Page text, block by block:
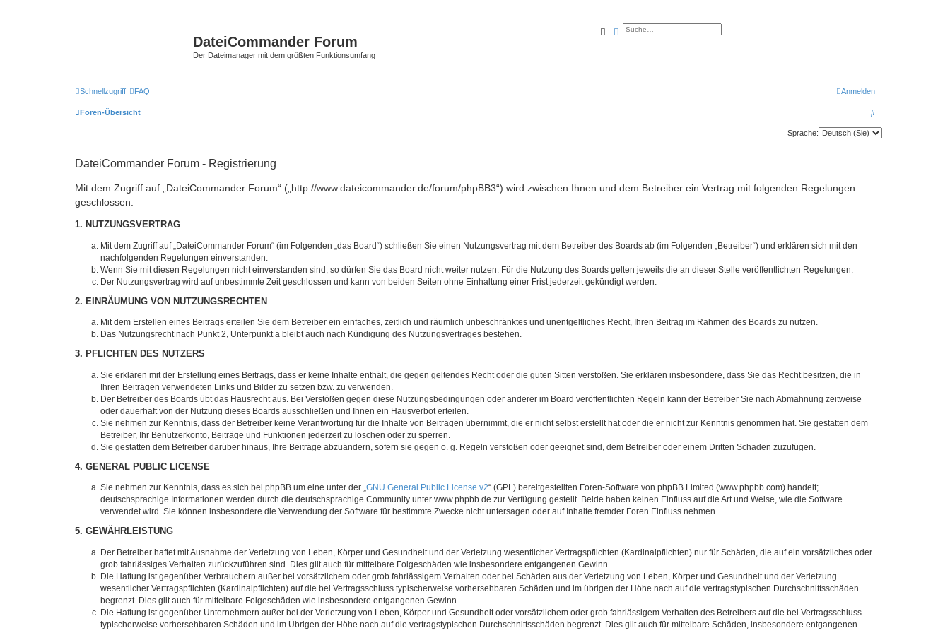
DateiCommander Forum
Der Dateimanager mit dem größten Funktionsumfang
SucheErweiterte Suche
Schnellzugriff FAQ Anmelden
Foren-Übersicht
S
u
Sprache:
DateiCommander Forum - Registrierung
Mit dem Zugriff auf „DateiCommander Forum“ („http://www.dateicommander.de/forum/phpBB3“) wird zwischen Ihnen und dem Betreiber ein Vertrag mit folgenden Regelungen
geschlossen:
1. NUTZUNGSVERTRAG
Mit dem Zugriff auf „DateiCommander Forum“ (im Folgenden „das Board“) schließen Sie einen Nutzungsvertrag mit dem Betreiber des Boards ab (im Folgenden „Betreiber“) und erklären sich mit den
nachfolgenden Regelungen einverstanden.
Wenn Sie mit diesen Regelungen nicht einverstanden sind, so dürfen Sie das Board nicht weiter nutzen. Für die Nutzung des Boards gelten jeweils die an dieser Stelle veröffentlichten Regelungen.
Der Nutzungsvertrag wird auf unbestimmte Zeit geschlossen und kann von beiden Seiten ohne Einhaltung einer Frist jederzeit gekündigt werden.
2. EINRÄUMUNG VON NUTZUNGSRECHTEN
Mit dem Erstellen eines Beitrags erteilen Sie dem Betreiber ein einfaches, zeitlich und räumlich unbeschränktes und unentgeltliches Recht, Ihren Beitrag im Rahmen des Boards zu nutzen.
Das Nutzungsrecht nach Punkt 2, Unterpunkt a bleibt auch nach Kündigung des Nutzungsvertrages bestehen.
3. PFLICHTEN DES NUTZERS
Sie erklären mit der Erstellung eines Beitrags, dass er keine Inhalte enthält, die gegen geltendes Recht oder die guten Sitten verstoßen. Sie erklären insbesondere, dass Sie das Recht besitzen, die in
Ihren Beiträgen verwendeten Links und Bilder zu setzen bzw. zu verwenden.
Der Betreiber des Boards übt das Hausrecht aus. Bei Verstößen gegen diese Nutzungsbedingungen oder anderer im Board veröffentlichten Regeln kann der Betreiber Sie nach Abmahnung zeitweise
oder dauerhaft von der Nutzung dieses Boards ausschließen und Ihnen ein Hausverbot erteilen.
Sie nehmen zur Kenntnis, dass der Betreiber keine Verantwortung für die Inhalte von Beiträgen übernimmt, die er nicht selbst erstellt hat oder die er nicht zur Kenntnis genommen hat. Sie gestatten dem
Betreiber, Ihr Benutzerkonto, Beiträge und Funktionen jederzeit zu löschen oder zu sperren.
Sie gestatten dem Betreiber darüber hinaus, Ihre Beiträge abzuändern, sofern sie gegen o. g. Regeln verstoßen oder geeignet sind, dem Betreiber oder einem Dritten Schaden zuzufügen.
4. GENERAL PUBLIC LICENSE
Sie nehmen zur Kenntnis, dass es sich bei phpBB um eine unter der „GNU General Public License v2“ (GPL) bereitgestellten Foren-Software von phpBB Limited (www.phpbb.com) handelt;
deutschsprachige Informationen werden durch die deutschsprachige Community unter www.phpbb.de zur Verfügung gestellt. Beide haben keinen Einfluss auf die Art und Weise, wie die Software
verwendet wird. Sie können insbesondere die Verwendung der Software für bestimmte Zwecke nicht untersagen oder auf Inhalte fremder Foren Einfluss nehmen.
5. GEWÄHRLEISTUNG
Der Betreiber haftet mit Ausnahme der Verletzung von Leben, Körper und Gesundheit und der Verletzung wesentlicher Vertragspflichten (Kardinalpflichten) nur für Schäden, die auf ein vorsätzliches oder
grob fahrlässiges Verhalten zurückzuführen sind. Dies gilt auch für mittelbare Folgeschäden wie insbesondere entgangenen Gewinn.
Die Haftung ist gegenüber Verbrauchern außer bei vorsätzlichem oder grob fahrlässigem Verhalten oder bei Schäden aus der Verletzung von Leben, Körper und Gesundheit und der Verletzung
wesentlicher Vertragspflichten (Kardinalpflichten) auf die bei Vertragsschluss typischerweise vorhersehbaren Schäden und im übrigen der Höhe nach auf die vertragstypischen Durchschnittsschäden
begrenzt. Dies gilt auch für mittelbare Folgeschäden wie insbesondere entgangenen Gewinn.
Die Haftung ist gegenüber Unternehmern außer bei der Verletzung von Leben, Körper und Gesundheit oder vorsätzlichem oder grob fahrlässigem Verhalten des Betreibers auf die bei Vertragsschluss
typischerweise vorhersehbaren Schäden und im Übrigen der Höhe nach auf die vertragstypischen Durchschnittsschäden begrenzt. Dies gilt auch für mittelbare Schäden, insbesondere entgangenen